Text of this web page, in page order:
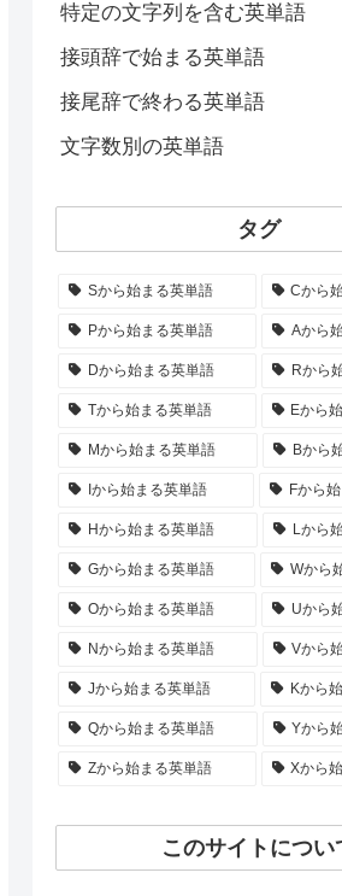
特定の文字列を含む英単語
接頭辞で始まる英単語
接尾辞で終わる英単語
文字数別の英単語
タグ
Sから始まる英単語 Cから
Pから始まる英単語 Aから
Dから始まる英単語 Rから
Tから始まる英単語 Eから
Mから始まる英単語 Bから
Iから始まる英単語 Fから
Hから始まる英単語 Lから
Gから始まる英単語 Wから
Oから始まる英単語 Uから
Nから始まる英単語 Vから
Jから始まる英単語 Kから
Qから始まる英単語 Yから
Zから始まる英単語 Xから
このサイトについ